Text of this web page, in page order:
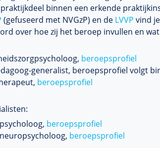
binnen een erkende
(gefuseerd met NVGzP) en de LVVP vind
over hoe zij het beroep invullen en
beroepsprofiel
generalist, beroepsprofiel volgt
beroepsprofiel
beroepsprofiel
beroepsprofiel